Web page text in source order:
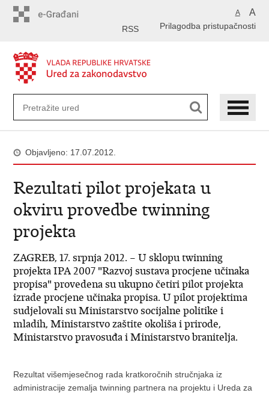
A A
Prilagodba pristupačnosti
RSS
Objavljeno: 17.07.2012.
Rezultati pilot projekata u
okviru provedbe twinning
projekta
ZAGREB, 17. srpnja 2012. – U sklopu twinning
projekta IPA 2007 "Razvoj sustava procjene učinaka
propisa" provedena su ukupno četiri pilot projekta
izrade procjene učinaka propisa. U pilot projektima
sudjelovali su Ministarstvo socijalne politike i
mladih, Ministarstvo zaštite okoliša i prirode,
Ministarstvo pravosuđa i Ministarstvo branitelja.
Rezultat višemjesečnog rada kratkoročnih stručnjaka iz
administracije zemalja twinning partnera na projektu i Ureda za